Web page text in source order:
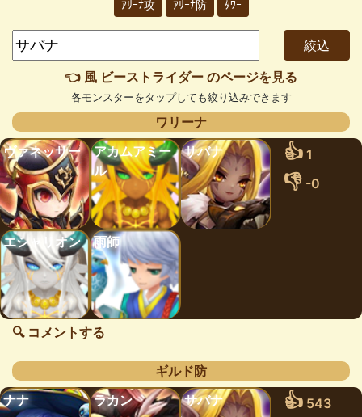
ｱﾘｰﾅ攻 ｱﾘｰﾅ防 ﾀﾜｰ
👈 風 ビーストライダー のページを見る
各モンスターをタップしても絞り込みできます
ワリーナ
ヴァネッサー
アカムアミー
ル
サバナ 👍 1
👎 -0
エシャリオン 雨師
🔍 コメントする
ギルド防
ナナ
ラカン サバナ 👍 543